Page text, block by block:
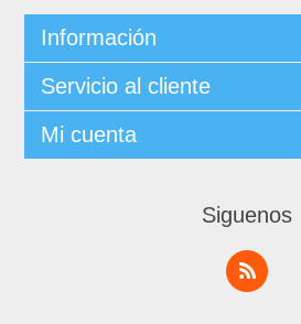
Información
Servicio al cliente
Mi cuenta
Siguenos